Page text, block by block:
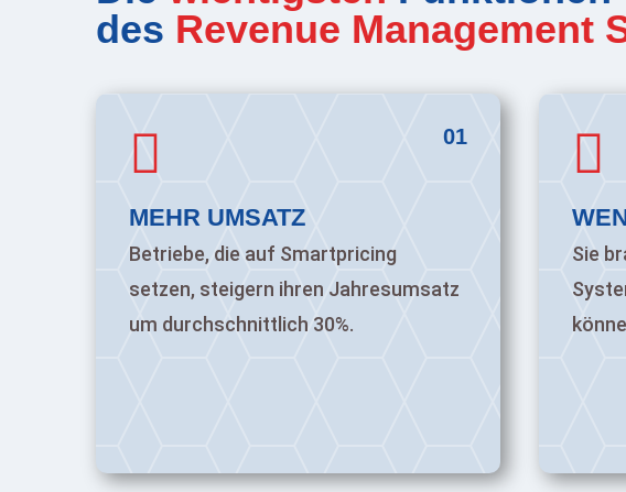
des Revenue Management
01

MEHR UMSATZ
Betriebe, die auf Smartpricing
setzen, steigern ihren Jahresumsatz
um durchschnittlich 30%.

Sie